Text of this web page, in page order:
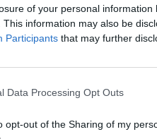
of your personal information
This information may also be
Participants that may further
Data Processing Opt Outs
opt-out of the Sharing of my
Κανονικά κινούνται
σχολεία